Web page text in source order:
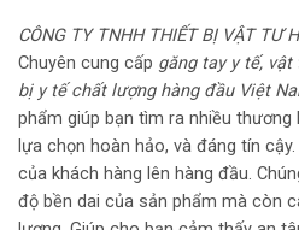
CÔNG TY TNHH THIẾT BỊ VẬT TƯ
Chuyên cung cấp găng tay y tế, vật
bị y tế chấtlượng hàng đầu Việt
phẩm giúp bạn tìm ra nhiều
lựa chọn hoàn hảo, và đáng tín
của khách hàng lên hàng đầu.
độ bền dai của sản phẩm mà còn